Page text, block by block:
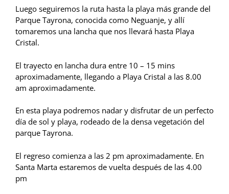
Luego seguiremos la ruta hasta la playa más grande del
Parque Tayrona, conocida como Neguanje, y allí
tomaremos una lancha que nos llevará hasta Playa
Cristal.
El trayecto en lancha dura entre 10 – 15 mins
aproximadamente, llegando a Playa Cristal a las 8.00
am aproximadamente.
En esta playa podremos nadar y disfrutar de un perfecto
día de sol y playa, rodeado de la densa vegetación del
parque Tayrona.
El regreso comienza a las 2 pm aproximadamente. En
Santa Marta estaremos de vuelta después de las 4.00
pm